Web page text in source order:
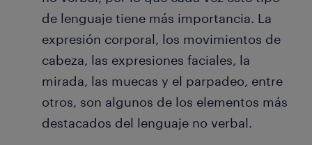
de lenguaje tiene más importancia. La
expresión corporal, los movimientos de
cabeza, las expresiones faciales, la
mirada, las muecas y el parpadeo, entre
otros, son algunos de los elementos más
destacados del lenguaje no verbal.